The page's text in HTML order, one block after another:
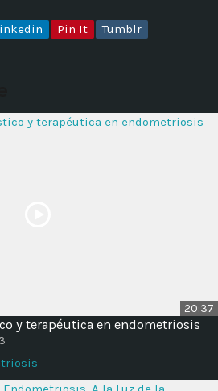
In The Current
Pin It
Tumblr
20:37
y terapéutica en endometriosis